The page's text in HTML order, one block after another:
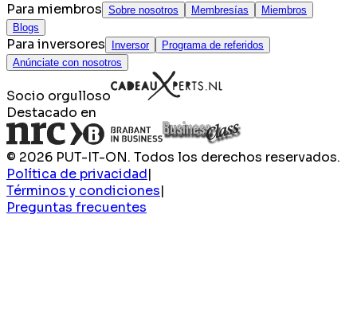
Para miembros Sobre nosotros Membresías
Miembros
Blogs
Para inversores Inversor
Programa de referidos
Anúnciate con nosotros
Socio orgulloso
Destacado en
© 2026 PUT-IT-ON. Todos los derechos reservados.
Política de privacidad|
Términos y condiciones|
Preguntas frecuentes